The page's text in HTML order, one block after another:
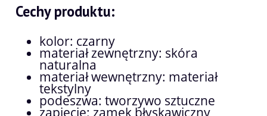
Cechy produktu:
kolor: czarny
materiał zewnętrzny: skóra
naturalna
materiał wewnętrzny: materiał
tekstylny
podeszwa: tworzywo sztuczne
zapięcie: zamek błyskawiczny